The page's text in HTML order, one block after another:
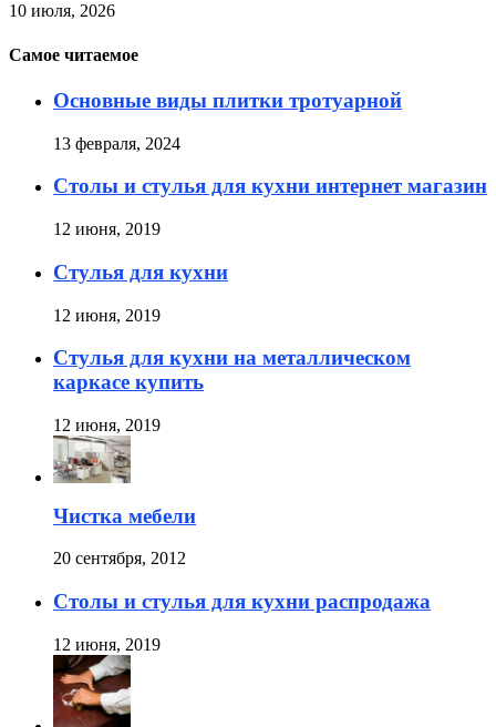
10 июля, 2026
Самое читаемое
Основные виды плитки тротуарной
13 февраля, 2024
Столы и стулья для кухни интернет магазин
12 июня, 2019
Стулья для кухни
12 июня, 2019
Стулья для кухни на металлическом
каркасе купить
12 июня, 2019
Чистка мебели
20 сентября, 2012
Столы и стулья для кухни распродажа
12 июня, 2019